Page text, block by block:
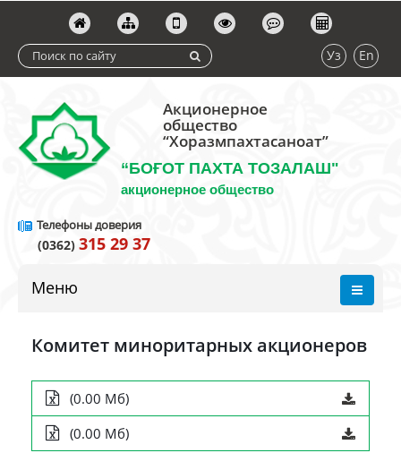
Уз En
Акционерное
общество
“Хоразмпахтасаноат”
“БОҒОТ ПАХТА ТОЗАЛАШ"
акционерное общество
Телефоны доверия
(0362) 315 29 37
Меню
Комитет миноритарных акционеров
(0.00 Мб)
(0.00 Мб)